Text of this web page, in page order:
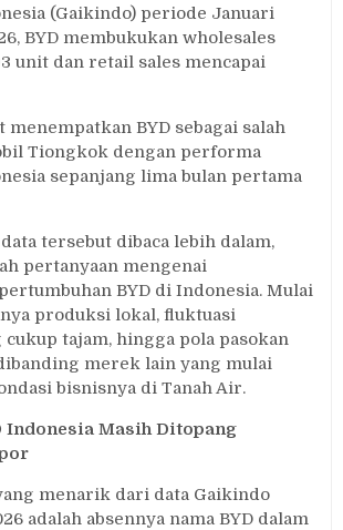
(Gaikindo) periode Januari
BYD membukukan wholesales
unit dan retail sales mencapai
BYD sebagai salah
Tiongkok dengan performa
sepanjang lima bulan pertama
tersebut dibaca lebih dalam,
pertanyaan mengenai
BYD di Indonesia. Mulai
produksi lokal, fluktuasi
tajam, hingga pola pasokan
merek lain yang mulai
bisnisnya di Tanah Air.
Indonesia Masih Ditopang
menarik dari data Gaikindo
adalah absennya nama BYD dalam